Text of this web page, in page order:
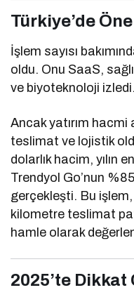
Türkiye’de
İşlem sayısı
oldu. Onu SaaS,
ve biyoteknoloji izledi.
Ancak yatırım hacmi
teslimat ve lojistik
dolarlık hacim, yılın
Trendyol Go’nun
gerçekleşti. Bu işlem,
kilometre teslimat
hamle olarak
2025’te